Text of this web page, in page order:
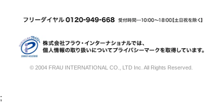
© 2004 FRAU INTERNATIONAL CO., LTD Inc. All Rights Reserved.
;